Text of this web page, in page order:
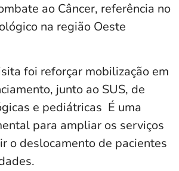
ao Câncer, referência no
na região Oeste
foi reforçar mobilização em
junto ao SUS, de
e pediátricas É uma
para ampliar os serviços
o deslocamento de pacientes